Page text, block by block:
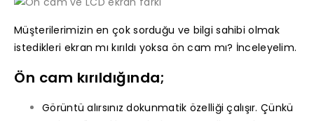
Müşterilerimizin en çok sorduğu ve bilgi sahibi olmak
istedikleri ekran mı kırıldı yoksa ön cam mı? İnceleyelim.
Ön cam kırıldığında;
Görüntü alırsınız dokunmatik özelliği çalışır. Çünkü